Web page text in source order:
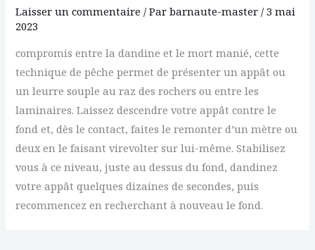
Laisser un commentaire / Parbarnaute-master/3 mai
2023
compromis entre la dandine et le mort manié, cette
technique de pêche permet de présenter un appât ou
un leurre souple au raz des rochers ou entre les
laminaires. Laissez descendre votre appât contre le
fond et, dès le contact, faites le remonter d’un mètre ou
deux en le faisant virevolter sur lui-même. Stabilisez
vous à ce niveau, juste au dessus du fond, dandinez
votre appât quelques dizaines de secondes, puis
recommencez en recherchant à nouveau le fond.